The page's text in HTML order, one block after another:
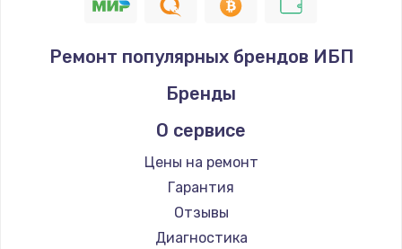
Ремонт популярных брендов ИБП
Бренды
О сервисе
Цены на ремонт
Гарантия
Отзывы
Диагностика